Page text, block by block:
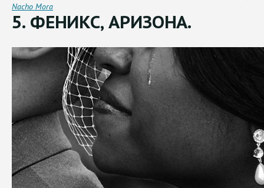
Nacho Mora
5. ФЕНИКС, АРИЗОНА.